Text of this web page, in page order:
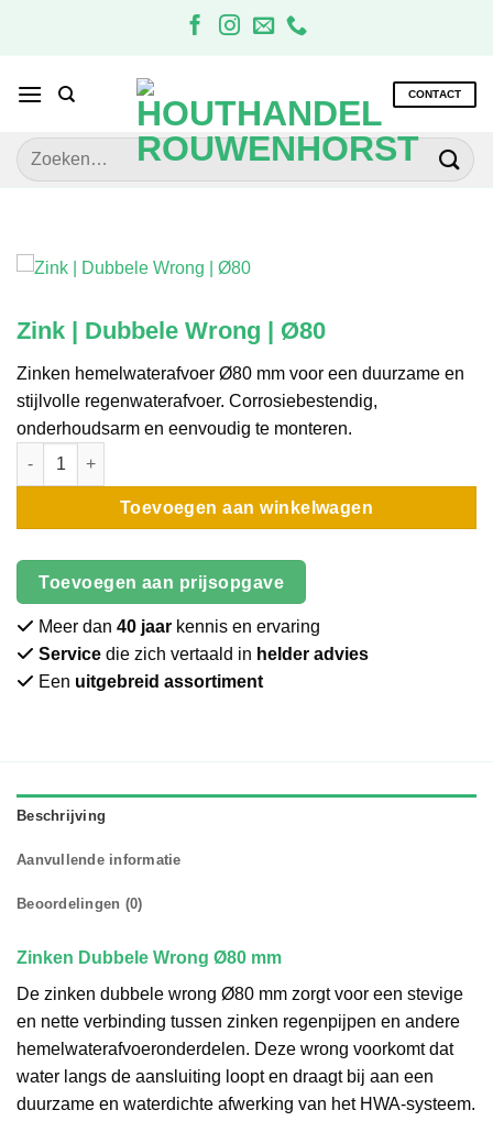
CONTACT
Zoeken
naar:
Zink | Dubbele Wrong | Ø80
Zinken hemelwaterafvoer Ø80 mm voor een duurzame en
stijlvolle regenwaterafvoer. Corrosiebestendig,
onderhoudsarm en eenvoudig te monteren.
Zink | Dubbele Wrong | Ø80 aantal
Toevoegen aan winkelwagen
Toevoegen aan prijsopgave
Meer dan 40 jaar kennis en ervaring
Service die zich vertaald in helder advies
Een uitgebreid assortiment
Beschrijving
Aanvullende informatie
Beoordelingen (0)
Zinken Dubbele Wrong Ø80 mm
De zinken dubbele wrong Ø80 mm zorgt voor een stevige
en nette verbinding tussen zinken regenpijpen en andere
hemelwaterafvoeronderdelen. Deze wrong voorkomt dat
water langs de aansluiting loopt en draagt bij aan een
duurzame en waterdichte afwerking van het HWA-systeem.